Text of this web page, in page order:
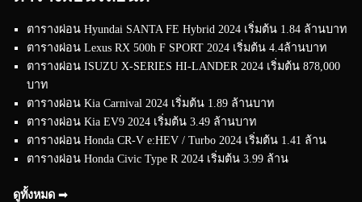
ตารางผ่อน Hyundai SANTA FE Hybrid 2024 เริ่มต้น 1.84 ล้านบาท
ตารางผ่อน Lexus RX 500h F SPORT 2024 เริ่มต้น 4.4ล้านบาท
ตารางผ่อน ISUZU X-SERIES HI-LANDER 2024 เริ่มต้น 878,000
บาท
ตารางผ่อน Kia Carnival 2024 เริ่มต้น 1.89 ล้านบาท
ตารางผ่อน Kia EV9 2024 เริ่มต้น 3.49 ล้านบาท
ตารางผ่อน Honda CR-V e:HEV / Turbo 2024 เริ่มต้น 1.41 ล้าน
ตารางผ่อน Honda Civic Type R 2024 เริ่มต้น 3.99 ล้าน
ดูทั้งหมด ➟